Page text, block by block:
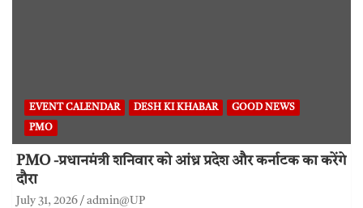
EVENT CALENDAR DESH KI KHABAR GOOD NEWS
PMO
PMO -प्रधानमंत्री शनिवार को आंध्र प्रदेश और कर्नाटक का करेंगे
दौरा
July 31, 2026 admin@UP